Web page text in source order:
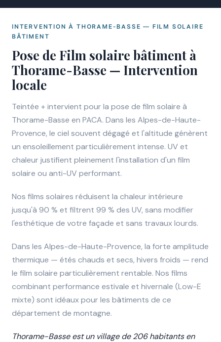
INTERVENTION À THORAME-BASSE — FILM SOLAIRE
BÂTIMENT
Pose de Film solaire bâtiment à
Thorame-Basse — Intervention
locale
Teintée + intervient pour la pose de film solaire à
Thorame-Basse en PACA. Dans les Alpes-de-Haute-
Provence, le ciel souvent dégagé et l'altitude génèrent
un ensoleillement particulièrement intense. UV et
chaleur justifient pleinement l'installation d'un film
solaire ou anti-UV performant.
Nos films solaires réduisent la chaleur intérieure
jusqu'à 90 % et filtrent 99 % des UV, sans modifier
l'esthétique de votre façade et sans travaux lourds.
Dans les Alpes-de-Haute-Provence, la forte amplitude
thermique — étés chauds et secs, hivers froids — rend
le film solaire particulièrement rentable. Nos films
combinant performance estivale et hivernale (Low-E
mixte) sont idéaux pour les bâtiments de ce
département de montagne.
Thorame-Basse est un village de 206 habitants en